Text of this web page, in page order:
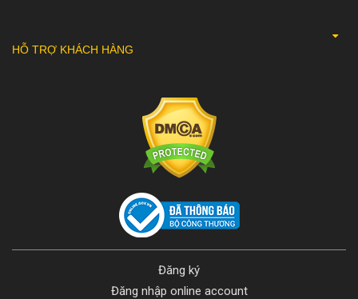
HỖ TRỢ KHÁCH HÀNG
Đăng ký
Đăng nhập online account